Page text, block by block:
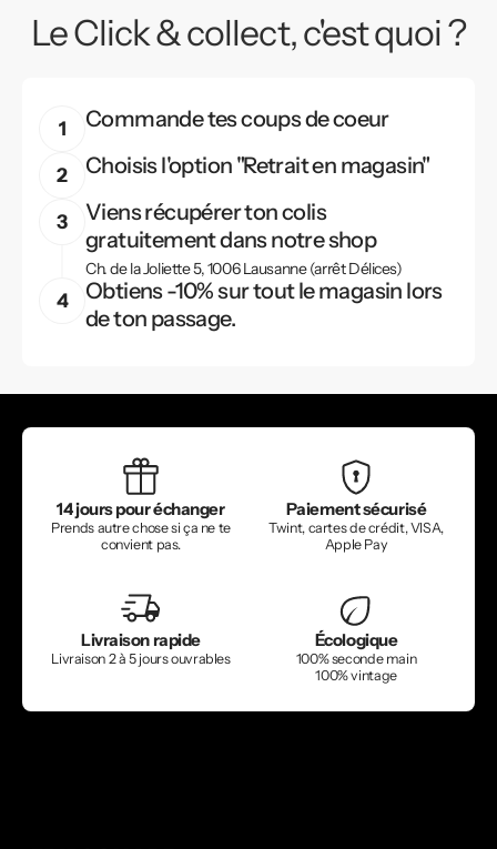
Le Click & collect, c'est quoi ?
Commande tes coups de coeur
Choisis l'option "Retrait en magasin"
Viens récupérer ton colis
gratuitement dans notre shop
Ch. de la Joliette 5, 1006 Lausanne (arrêt Délices)
Obtiens -10% sur tout le magasin lors
de ton passage.
14 jours pour échanger
Prends autre chose si ça ne te
convient pas.
Paiement sécurisé
Twint, cartes de crédit, VISA,
Apple Pay
Livraison rapide
Livraison 2 à 5 jours ouvrables
Écologique
100% seconde main
100% vintage